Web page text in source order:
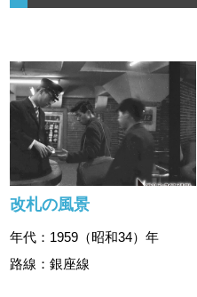
改札の風景
年代：1959（昭和34）年
路線：銀座線